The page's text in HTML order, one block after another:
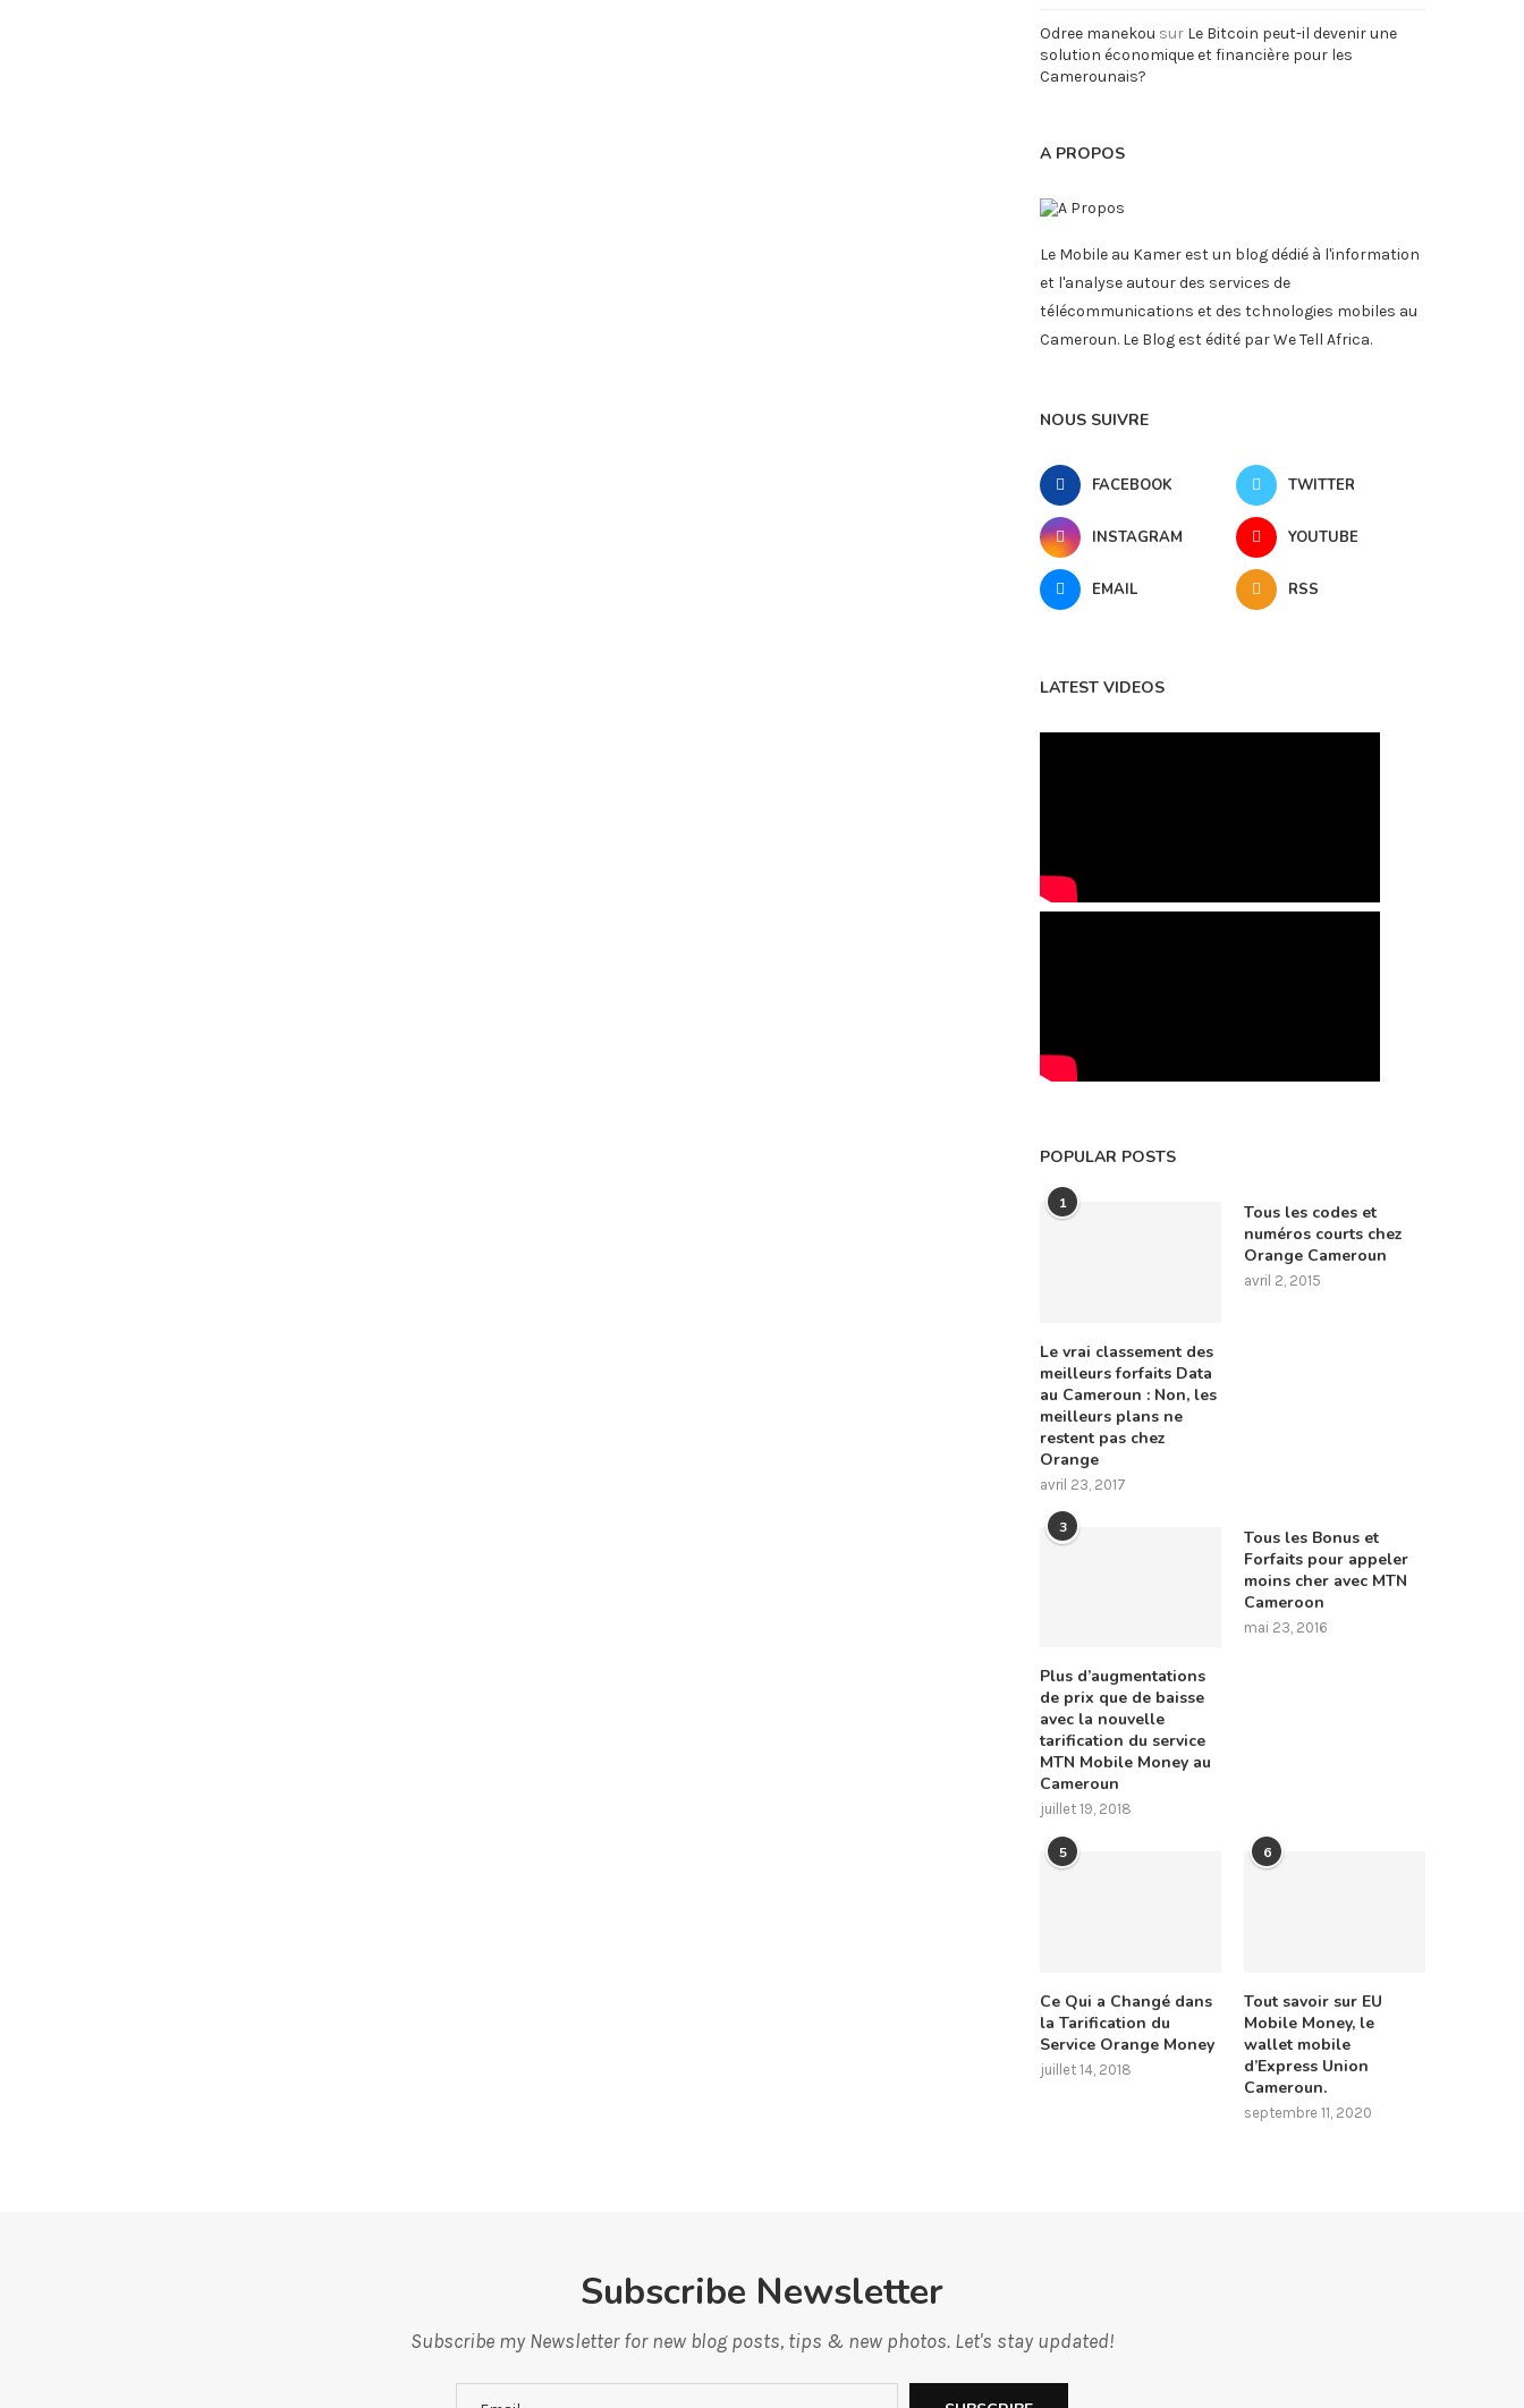
Odree manekou sur Le Bitcoin peut-il devenir une
solution économique et financière pour les
Camerounais?
A PROPOS
Le Mobile au Kamer est un blog dédié à l'information
et l'analyse autour des services de
télécommunications et des tchnologies mobiles au
Cameroun. Le Blog est édité par We Tell Africa.
NOUS SUIVRE
FACEBOOK TWITTER
INSTAGRAM YOUTUBE
EMAIL RSS
LATEST VIDEOS
POPULAR POSTS
1
Le vrai classement des
meilleurs forfaits Data
au Cameroun : Non, les
meilleurs plans ne
restent pas chez
Orange
avril 23, 2017
Tous les codes et
numéros courts chez
Orange Cameroun
avril 2, 2015
3
Plus d’augmentations
de prix que de baisse
avec la nouvelle
tarification du service
MTN Mobile Money au
Cameroun
juillet 19, 2018
Tous les Bonus et
Forfaits pour appeler
moins cher avec MTN
Cameroon
mai 23, 2016
5
Ce Qui a Changé dans
la Tarification du
Service Orange Money
juillet 14, 2018
6
Tout savoir sur EU
Mobile Money, le
wallet mobile
d’Express Union
Cameroun.
septembre 11, 2020
Subscribe Newsletter
Subscribe my Newsletter for new blog posts, tips & new photos. Let's stay updated!